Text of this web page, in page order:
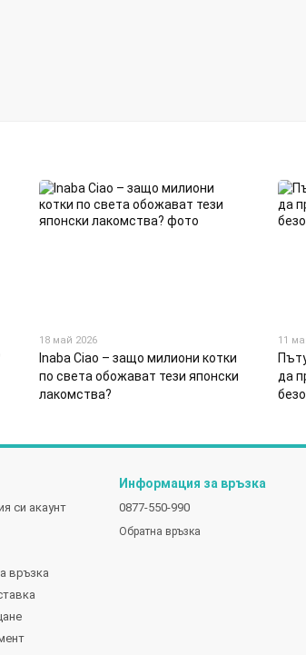
18 май 2026
Inaba Ciao – защо милиони котки
по света обожават тези японски
лакомства?
11
да
си акаунт
връзка
Информация за връзка
0877-550-990
Обратна връзка